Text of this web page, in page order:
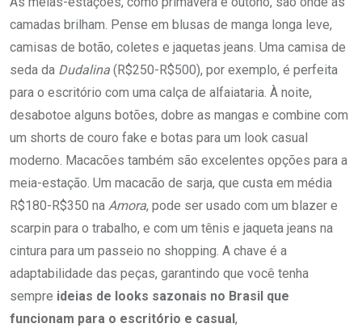
camadas brilham. Pense em blusas de manga longa leve,
camisas de botão, coletes e jaquetas jeans. Uma camisa de
seda da Dudalina (R$250-R$500), por exemplo, é perfeita
para o escritório com uma calça de alfaiataria. À noite,
desabotoe alguns botões, dobre as mangas e combine com
um shorts de couro fake e botas para um look casual
moderno. Macacões também são excelentes opções para a
meia-estação. Um macacão de sarja, que custa em média
R$180-R$350 na Amora, pode ser usado com um blazer e
scarpin para o trabalho, e com um tênis e jaqueta jeans na
cintura para um passeio no shopping. A chave é a
adaptabilidade das peças, garantindo que você tenha
sempre ideias de looks sazonais no Brasil que
funcionam para o escritório e casual,